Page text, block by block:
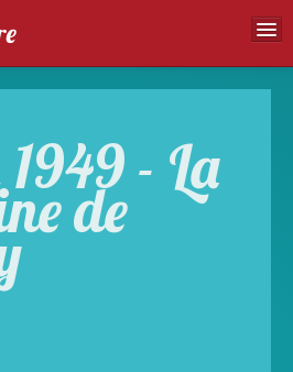
- La
de